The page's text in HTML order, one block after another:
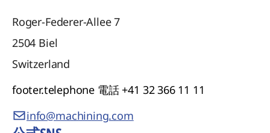
Roger-Federer-Allee 7
2504 Biel
Switzerland
footer.telephone 電話 +41 32 366 11 11
info@machining.com